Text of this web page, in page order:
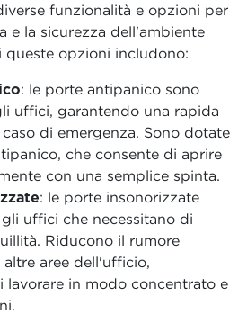
funzionalità e opzioni per
e la sicurezza dell'ambiente
queste opzioni includono:
: le porte antipanico sono
uffici, garantendo una rapida
di emergenza. Sono dotate
che consente di aprire
con una semplice spinta.
: le porte insonorizzate
uffici che necessitano di
Riducono il rumore
aree dell'ufficio,
lavorare in modo concentrato e